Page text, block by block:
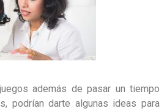
además de pasar un tiempo
podrían darte algunas ideas para